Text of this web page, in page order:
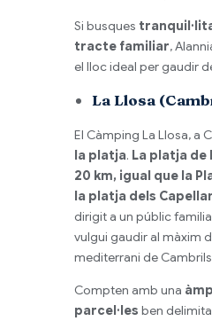
Si busques
tracte familiar,
el lloc ideal per gaudir
La Llosa
El Càmping La Llosa, a
la platja. La platja de
20 km, igual que la
la platja dels
dirigit a un públic
vulgui gaudir al màxim
mediterrani de
Compten amb una
parcel·les ben